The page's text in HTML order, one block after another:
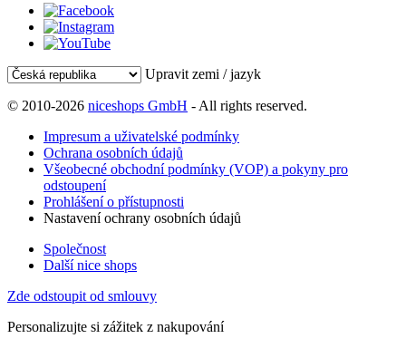
Upravit zemi / jazyk
© 2010-2026 niceshops GmbH - All rights reserved.
Impresum a uživatelské podmínky
Ochrana osobních údajů
Všeobecné obchodní podmínky (VOP) a pokyny pro
odstoupení
Prohlášení o přístupnosti
Nastavení ochrany osobních údajů
Společnost
Další nice shops
Zde odstoupit od smlouvy
Personalizujte si zážitek z nakupování